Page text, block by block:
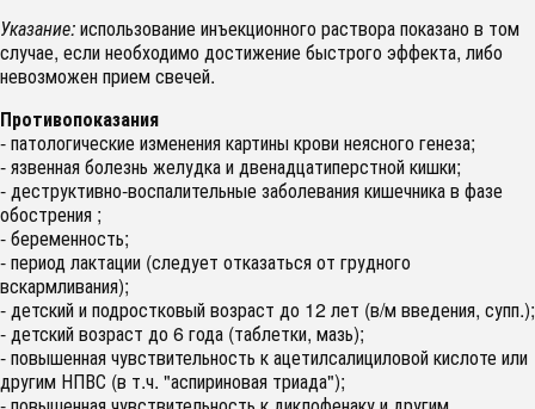
Указание:использование инъекционного раствора показано в том
случае, если необходимо достижение быстрого эффекта, либо
невозможен прием свечей.
Противопоказания
- патологические изменения картины крови неясного генеза;
- язвенная болезнь желудка и двенадцатиперстной кишки;
- деструктивно-воспалительные заболевания кишечника в фазе
обострения ;
- беременность;
- период лактации (следует отказаться от грудного
вскармливания);
- детский и подростковый возраст до 12 лет (в/м введения, супп.);
- детский возраст до 6 года (таблетки, мазь);
- повышенная чувствительность к ацетилсалициловой кислоте или
другим НПВС (в т.ч. "аспириновая триада");